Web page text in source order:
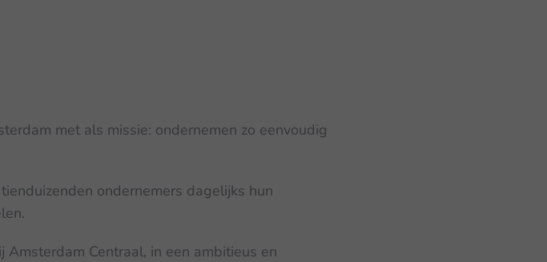
met als missie: ondernemen zo eenvoudig
ondernemers dagelijks hun
Centraal, in een ambitieus en